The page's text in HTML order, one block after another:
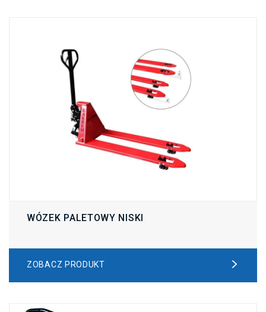
WÓZEK PALETOWY NISKI
ZOBACZ PRODUKT